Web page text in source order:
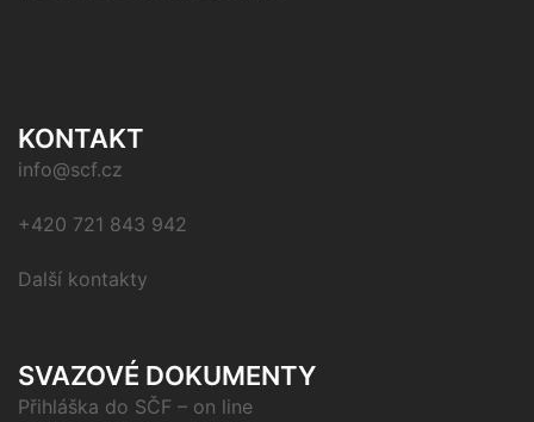
KONTAKT
info@scf.cz
+420 721 843 942
Další kontakty
SVAZOVÉ DOKUMENTY
Přihláška do SČF – on line